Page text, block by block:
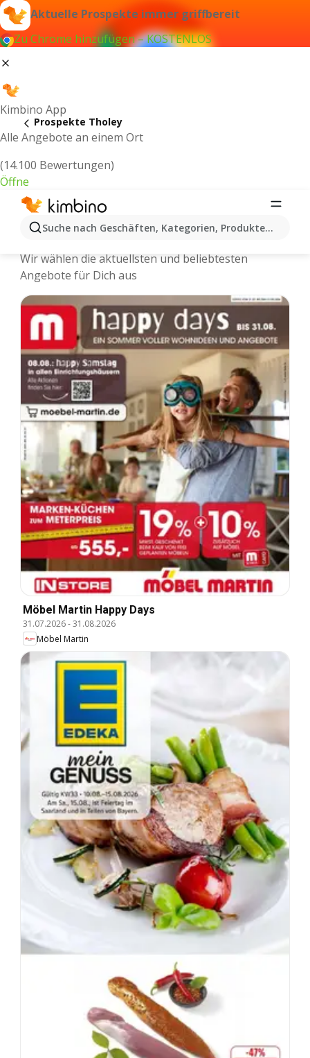
Aktuelle Prospekte immer griffbereit
Zu Chrome hinzufügen – KOSTENLOS
Kimbino App
Alle Angebote an einem Ort
(14.100 Bewertungen)
Öffne
Suche nach Geschäften, Kategorien, Produkten...
Prospekte Tholey
Tholey - Neuste Prospekte und
Wir wählen die aktuellsten und beliebtesten
Angebote für Dich aus
Möbel Martin Happy Days
31.07.2026-31.08.2026
Möbel Martin